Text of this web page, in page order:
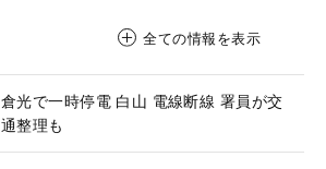
全ての情報を表示
倉光で一時停電 白山 電線断線 署員が交
通整理も